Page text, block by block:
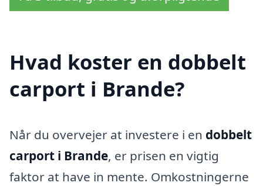
Hvad koster en dobbelt
carport i Brande?
Når du overvejer at investere i en dobbelt
carport i Brande, er prisen en vigtig
faktor at have in mente. Omkostningerne